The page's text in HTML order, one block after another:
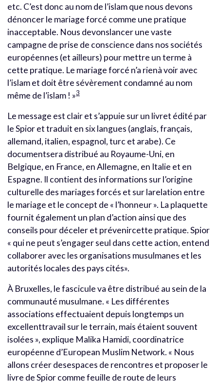
etc. C’est donc au nom de l’islam que nous devons
dénoncer le mariage forcé comme une pratique
inacceptable. Nous devonslancer une vaste
campagne de prise de conscience dans nos sociétés
européennes (et ailleurs) pour mettre un terme à
cette pratique. Le mariage forcé n’a rienà voir avec
l’islam et doit être sévèrement condamné au nom
même de l’islam ! »3
Le message est clair et s’appuie sur un livret édité par
le Spior et traduit en six langues (anglais, français,
allemand, italien, espagnol, turc et arabe). Ce
documentsera distribué au Royaume-Uni, en
Belgique, en France, en Allemagne, en Italie et en
Espagne. Il contient des informations sur l’origine
culturelle des mariages forcés et sur larelation entre
le mariage et le concept de « l’honneur ». La plaquette
fournit également un plan d’action ainsi que des
conseils pour déceler et prévenircette pratique. Spior
« qui ne peut s’engager seul dans cette action, entend
collaborer avec les organisations musulmanes et les
autorités locales des pays cités».
À Bruxelles, le fascicule va être distribué au sein de la
communauté musulmane. « Les différentes
associations effectuaient depuis longtemps un
excellenttravail sur le terrain, mais étaient souvent
isolées », explique Malika Hamidi, coordinatrice
européenne d’European Muslim Network. « Nous
allons créer desespaces de rencontres et proposer le
livre de Spior comme feuille de route de leurs